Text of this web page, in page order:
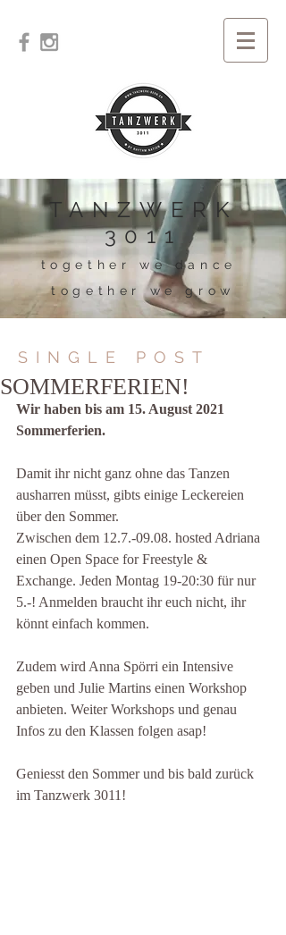
TANZWERK
3011
together we dance
together we grow
SINGLE POST
SOMMERFERIEN!
Wir haben bis am 15. August 2021
Sommerferien.
Damit ihr nicht ganz ohne das Tanzen
ausharren müsst, gibts einige Leckereien
über den Sommer.
Zwischen dem 12.7.-09.08. hosted Adriana
einen Open Space for Freestyle &
Exchange. Jeden Montag 19-20:30 für nur
5.-! Anmelden braucht ihr euch nicht, ihr
könnt einfach kommen.
Zudem wird Anna Spörri ein Intensive
geben und Julie Martins einen Workshop
anbieten. Weiter Workshops und genau
Infos zu den Klassen folgen asap!
Geniesst den Sommer und bis bald zurück
im Tanzwerk 3011!